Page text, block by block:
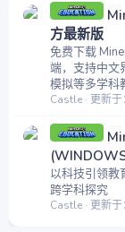
方最新版
免费下载
端，支持中文
模拟等多学科
Castle 更新于
以科技引领教
跨学科探究
Castle 更新于